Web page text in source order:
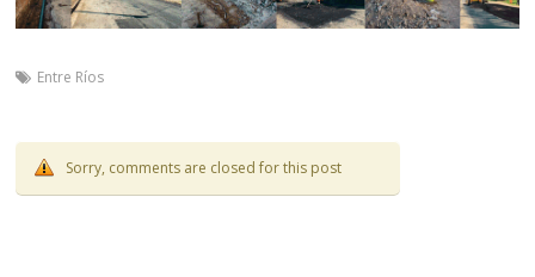
Entre Ríos
Sorry, comments are closed for this post